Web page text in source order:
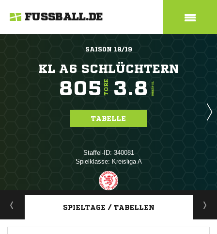
FUSSBALL.DE
SAISON 18/19
KL A6 SCHLÜCHTERN
805 TORE 3.8 TORE/SPIEL
TABELLE
Staffel-ID: 340081
Spielklasse: Kreisliga A
ANZEIGE
SPIELTAGE / TABELLEN